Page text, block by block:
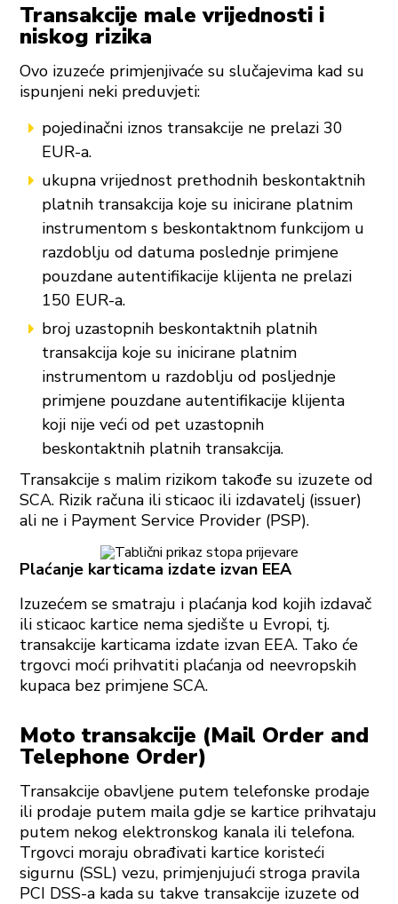
Transakcije male vrijednosti i
niskog rizika
Ovo izuzeće primjenjivaće su slučajevima kad su
ispunjeni neki preduvjeti:
pojedinačni iznos transakcije ne prelazi 30
EUR-a.
ukupna vrijednost prethodnih beskontaktnih
platnih transakcija koje su inicirane platnim
instrumentom s beskontaktnom funkcijom u
razdoblju od datuma poslednje primjene
pouzdane autentifikacije klijenta ne prelazi
150 EUR-a.
broj uzastopnih beskontaktnih platnih
transakcija koje su inicirane platnim
instrumentom u razdoblju od posljednje
primjene pouzdane autentifikacije klijenta
koji nije veći od pet uzastopnih
beskontaktnih platnih transakcija.
Transakcije s malim rizikom takođe su izuzete od
SCA. Rizik računa ili sticaoc ili izdavatelj (issuer)
ali ne i Payment Service Provider (PSP).
Plaćanje karticama izdate izvan EEA
Izuzećem se smatraju i plaćanja kod kojih izdavač
ili sticaoc kartice nema sjedište u Evropi, tj.
transakcije karticama izdate izvan EEA. Tako će
trgovci moći prihvatiti plaćanja od neevropskih
kupaca bez primjene SCA.
Moto transakcije (Mail Order and
Telephone Order)
Transakcije obavljene putem telefonske prodaje
ili prodaje putem maila gdje se kartice prihvataju
putem nekog elektronskog kanala ili telefona.
Trgovci moraju obrađivati kartice koristeći
sigurnu (SSL) vezu, primjenjujući stroga pravila
PCI DSS-a kada su takve transakcije izuzete od